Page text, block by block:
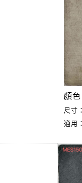
顏
尺寸
適用